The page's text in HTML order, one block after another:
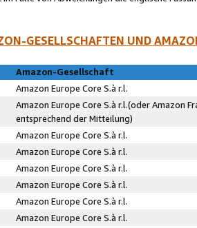
GESELLSCHAFTEN UND
Amazon-Gesellschaft
Amazon Europe Core S.à r.l.
Amazon Europe Core S.à r.l.(oder Amazon
entsprechend der Mitteilung)
Amazon Europe Core S.à r.l.
Amazon Europe Core S.à r.l.
Amazon Europe Core S.à r.l.
Amazon Europe Core S.à r.l.
Amazon Europe Core S.à r.l.
Amazon Europe Core S.à r.l.